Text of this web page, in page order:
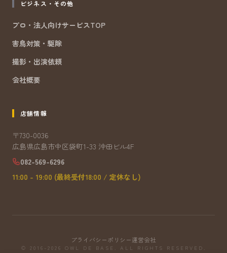
ビジネス・その他
プロ・法人向けサービスTOP
害鳥対策・駆除
撮影・出演依頼
会社概要
店舗情報
〒730-0036
広島県広島市中区袋町1-33 沖田ビル4F
082-569-6296
11:00 - 19:00 (最終受付18:00 / 定休なし)
プライバシーポリシー運営会社
© 2016-2026 OWL DE BASE. ALL RIGHTS RESERVED.